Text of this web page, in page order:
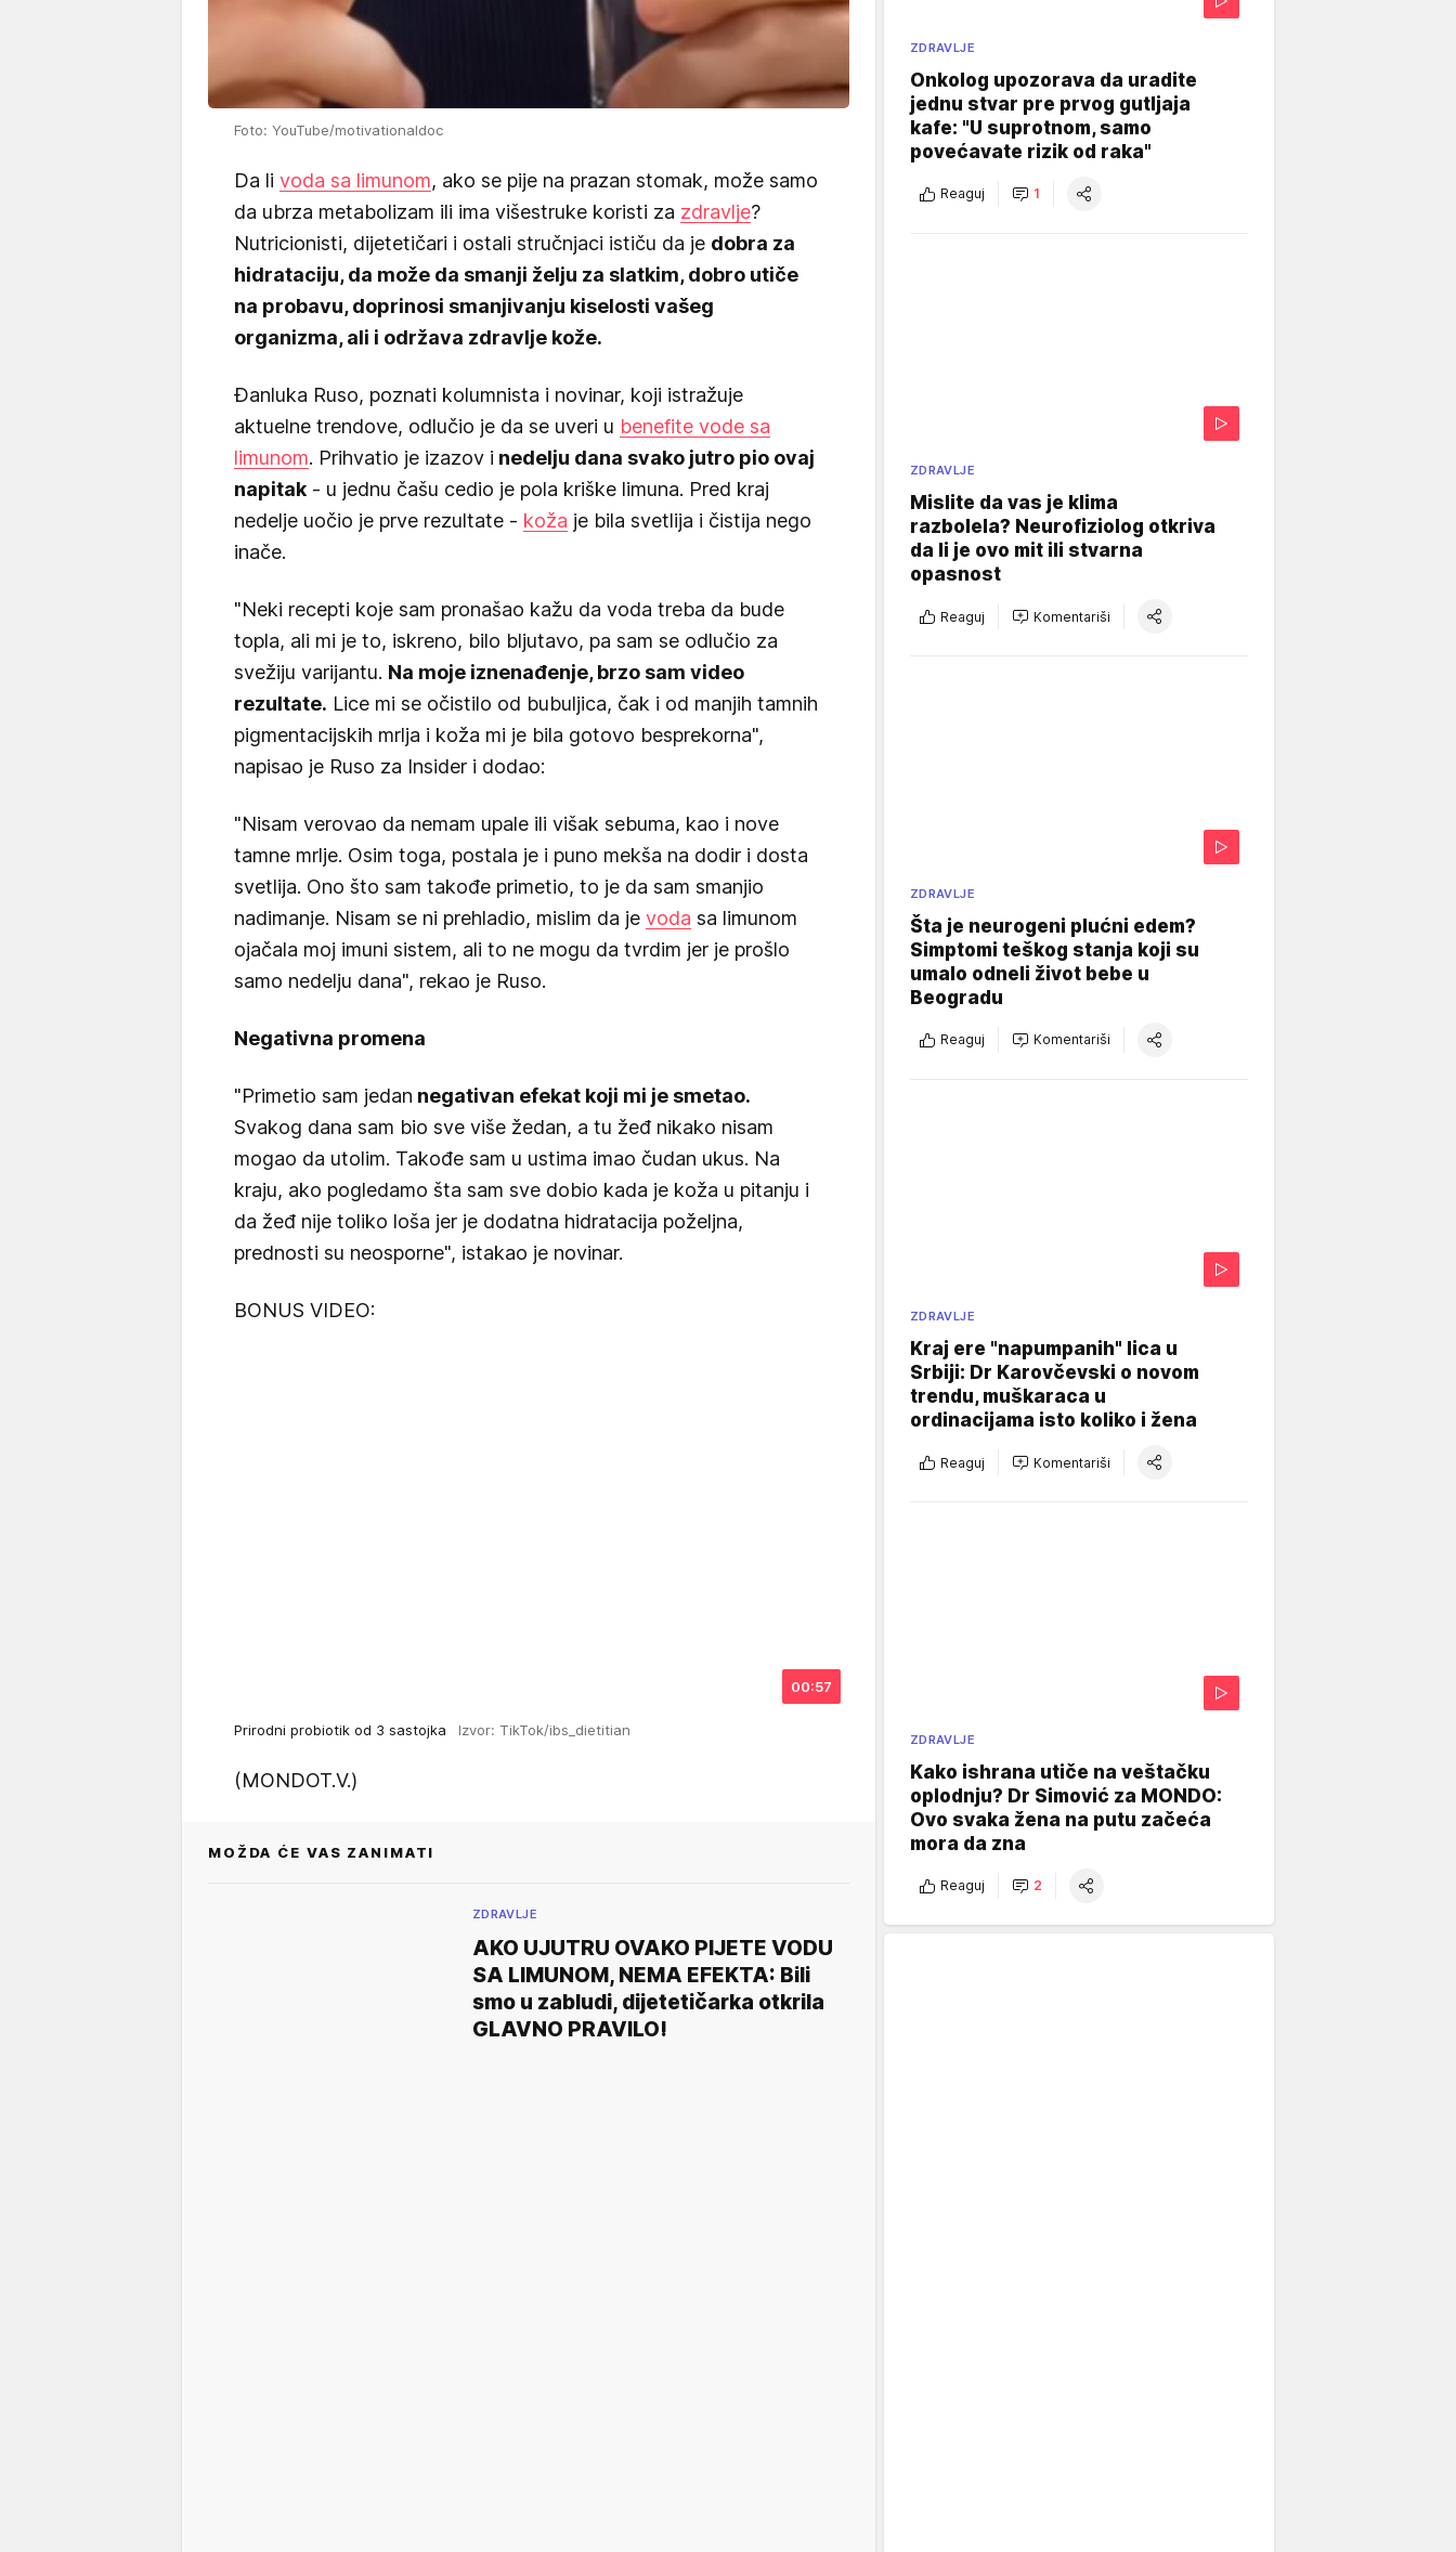
Foto: YouTube/motivationaldoc
Da li voda sa limunom, ako se pije na prazan stomak, može samo
da ubrza metabolizam ili ima višestruke koristi za zdravlje?
Nutricionisti, dijetetičari i ostali stručnjaci ističu da je dobra za
hidrataciju, da može da smanji želju za slatkim, dobro utiče
na probavu, doprinosi smanjivanju kiselosti vašeg
organizma, ali i održava zdravlje kože.
Đanluka Ruso, poznati kolumnista i novinar, koji istražuje
aktuelne trendove, odlučio je da se uveri u benefite vode sa
limunom. Prihvatio je izazov i nedelju dana svako jutro pio ovaj
napitak - u jednu čašu cedio je pola kriške limuna. Pred kraj
nedelje uočio je prve rezultate - koža je bila svetlija i čistija nego
inače.
"Neki recepti koje sam pronašao kažu da voda treba da bude
topla, ali mi je to, iskreno, bilo bljutavo, pa sam se odlučio za
svežiju varijantu. Na moje iznenađenje, brzo sam video
rezultate. Lice mi se očistilo od bubuljica, čak i od manjih tamnih
pigmentacijskih mrlja i koža mi je bila gotovo besprekorna",
napisao je Ruso za Insider i dodao:
"Nisam verovao da nemam upale ili višak sebuma, kao i nove
tamne mrlje. Osim toga, postala je i puno mekša na dodir i dosta
svetlija. Ono što sam takođe primetio, to je da sam smanjio
nadimanje. Nisam se ni prehladio, mislim da je voda sa limunom
ojačala moj imuni sistem, ali to ne mogu da tvrdim jer je prošlo
samo nedelju dana", rekao je Ruso.
Negativna promena
"Primetio sam jedan negativan efekat koji mi je smetao.
Svakog dana sam bio sve više žedan, a tu žeđ nikako nisam
mogao da utolim. Takođe sam u ustima imao čudan ukus. Na
kraju, ako pogledamo šta sam sve dobio kada je koža u pitanju i
da žeđ nije toliko loša jer je dodatna hidratacija poželjna,
prednosti su neosporne", istakao je novinar.
BONUS VIDEO:
00:57
Prirodni probiotik od 3 sastojka Izvor: TikTok/ibs_dietitian
(MONDOT.V.)
MOŽDA ĆE VAS ZANIMATI
ZDRAVLJE
AKO UJUTRU OVAKO PIJETE VODU
SA LIMUNOM, NEMA EFEKTA: Bili
smo u zabludi, dijetetičarka otkrila
GLAVNO PRAVILO!
ZDRAVLJE
Onkolog upozorava da uradite
jednu stvar pre prvog gutljaja
kafe: "U suprotnom, samo
povećavate rizik od raka"
Reaguj 1
ZDRAVLJE
Mislite da vas je klima
razbolela? Neurofiziolog otkriva
da li je ovo mit ili stvarna
opasnost
Reaguj Komentariši
ZDRAVLJE
Šta je neurogeni plućni edem?
Simptomi teškog stanja koji su
umalo odneli život bebe u
Beogradu
Reaguj Komentariši
ZDRAVLJE
Kraj ere "napumpanih" lica u
Srbiji: Dr Karovčevski o novom
trendu, muškaraca u
ordinacijama isto koliko i žena
Reaguj Komentariši
ZDRAVLJE
Kako ishrana utiče na veštačku
oplodnju? Dr Simović za MONDO:
Ovo svaka žena na putu začeća
mora da zna
Reaguj 2